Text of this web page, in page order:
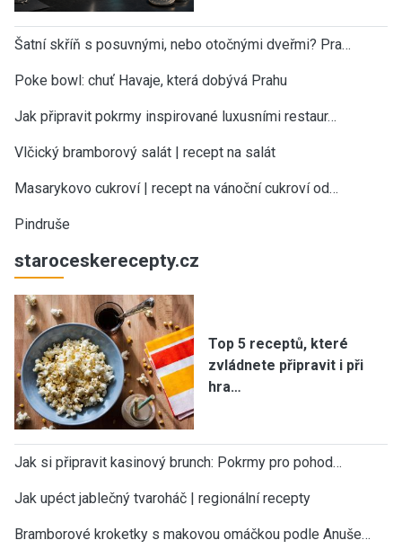
Šatní skříň s posuvnými, nebo otočnými dveřmi? Pra…
Poke bowl: chuť Havaje, která dobývá Prahu
Jak připravit pokrmy inspirované luxusními restaur…
Vlčický bramborový salát | recept na salát
Masarykovo cukroví | recept na vánoční cukroví od…
Pindruše
staroceskerecepty.cz
Top 5 receptů, které
zvládnete připravit i při
hra…
Jak si připravit kasinový brunch: Pokrmy pro pohod…
Jak upéct jablečný tvaroháč | regionální recepty
Bramborové kroketky s makovou omáčkou podle Anuše…